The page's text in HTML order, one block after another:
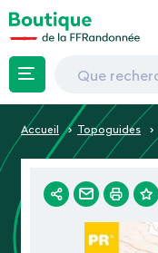
Accueil Topoguides